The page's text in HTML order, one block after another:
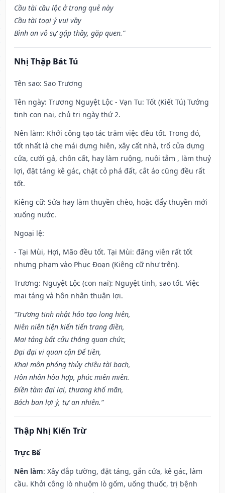
Cầu tài cầu lộc ở trong quẻ này
Cầu tài toại ý vui vầy
Bình an vô sự gặp thầy, gặp quen.”
Nhị Thập Bát Tú
Tên sao: Sao Trương
Tên ngày: Trương Nguyệt Lộc - Vạn Tu: Tốt (Kiết Tú) Tướng
tinh con nai, chủ trị ngày thứ 2.
Nên làm: Khởi công tạo tác trăm việc đều tốt. Trong đó,
tốt nhất là che mái dựng hiên, xây cất nhà, trổ cửa dựng
cửa, cưới gả, chôn cất, hay làm ruộng, nuôi tằm , làm thuỷ
lợi, đặt táng kê gác, chặt cỏ phá đất, cắt áo cũng đều rất
tốt.
Kiêng cữ: Sửa hay làm thuyền chèo, hoặc đẩy thuyền mới
xuống nước.
Ngoại lệ:
- Tại Mùi, Hợi, Mão đều tốt. Tại Mùi: đăng viên rất tốt
nhưng phạm vào Phục Đoạn (Kiêng cữ như trên).
Trương: Nguyệt Lộc (con nai): Nguyệt tinh, sao tốt. Việc
mai táng và hôn nhân thuận lợi.
“Trương tinh nhật hảo tạo long hiên,
Niên niên tiện kiến tiến trang điền,
Mai táng bất cửu thăng quan chức,
Đại đại vi quan cận Đế tiền,
Khai môn phóng thủy chiêu tài bạch,
Hôn nhân hòa hợp, phúc miên miên.
Điền tàm đại lợi, thương khố mãn,
Bách ban lợi ý, tự an nhiên.”
Thập Nhị Kiến Trừ
Trực Bế
Nên làm: Xây đắp tường, đặt táng, gắn cửa, kê gác, làm
cầu. Khởi công lò nhuộm lò gốm, uống thuốc, trị bệnh